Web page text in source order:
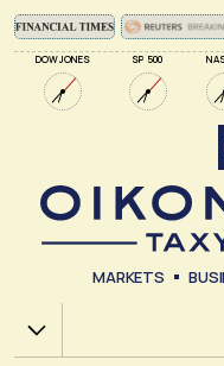
DOW JONES SP 500
MARKETS
Χ.Α.